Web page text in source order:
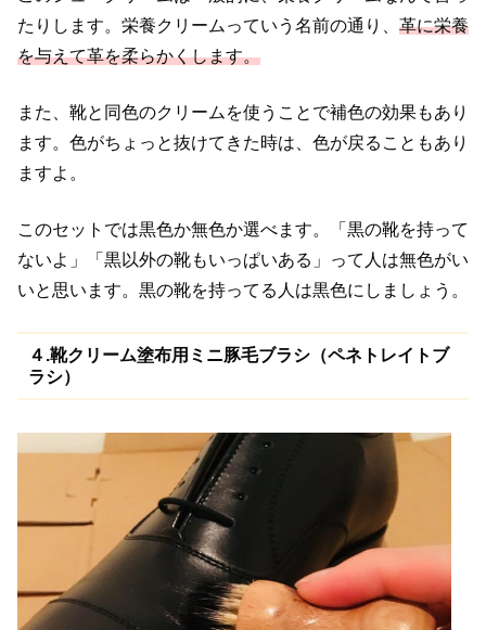
たりします。 栄養クリームっていう名前の通り、 革に栄養
を与えて革を柔らかくします。
また、靴と同色のクリームを使うことで補色の効果もあり
ます。 色がちょっと抜けてきた時は、色が戻ることもあり
ますよ。
このセットでは黒色か無色か選べます。
「黒の靴を持って
ないよ」「黒以外の靴もいっぱいある」って人は無色がい
いと思います。 黒の靴を持ってる人は黒色にしましょう。
４.靴クリーム塗布用ミニ豚毛ブラシ（ペネトレイトブ
ラシ）